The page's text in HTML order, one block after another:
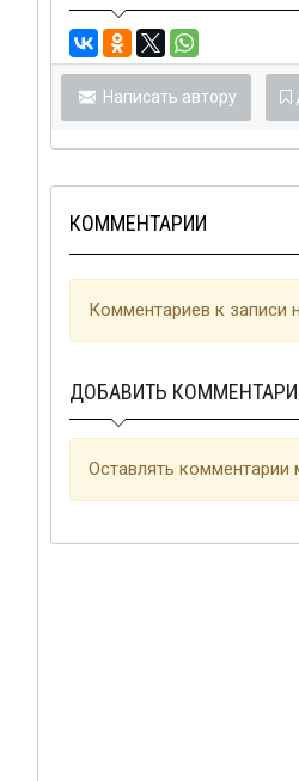
Написать автору
КОММЕНТАРИИ
Комментариев к записи
ДОБАВИТЬ
Оставлять комментарии